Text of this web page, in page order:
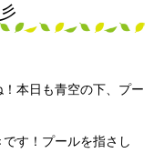
本日も青空の下、プー
す！プールを指さし